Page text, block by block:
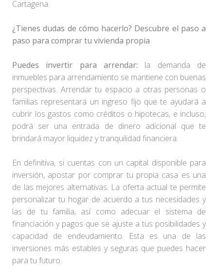
Cartagena.
¿Tienes dudas de cómo hacerlo? Descubre el paso a
paso para comprar tu vivienda propia
Puedes invertir para arrendar: la demanda de
inmuebles para arrendamiento se mantiene con buenas
perspectivas. Arrendar tu espacio a otras personas o
familias representará un ingreso fijo que te ayudará a
cubrir los gastos como créditos o hipotecas, e incluso,
podrá ser una entrada de dinero adicional que te
brindará mayor liquidez y tranquilidad financiera.
En definitiva, si cuentas con un capital disponible para
inversión, apostar por comprar tu propia casa es una
de las mejores alternativas. La oferta actual te permite
personalizar tu hogar de acuerdo a tus necesidades y
las de tu familia, así como adecuar el sistema de
financiación y pagos que se ajuste a tus posibilidades y
capacidad de endeudamiento. Esta es una de las
inversiones más estables y seguras que puedes hacer
para tu futuro.